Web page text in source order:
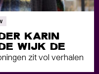
KARIN
WIJK DE
zit vol verhalen